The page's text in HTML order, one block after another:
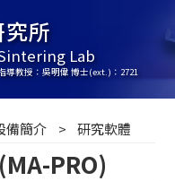
所
Lab
導教授：吳明偉 博士(ext.)：2721
備簡介 研究軟體
PRO)